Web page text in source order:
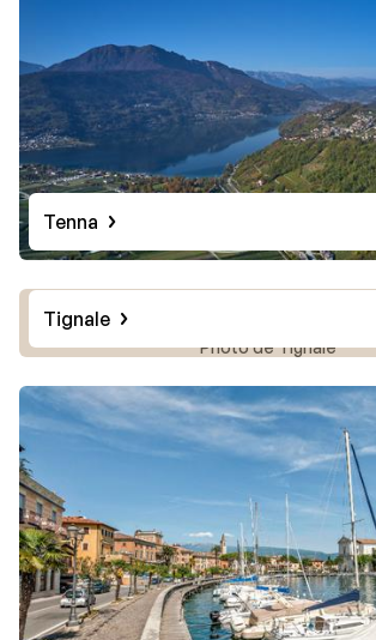
Tenna
Photo de Tignale
Tignale